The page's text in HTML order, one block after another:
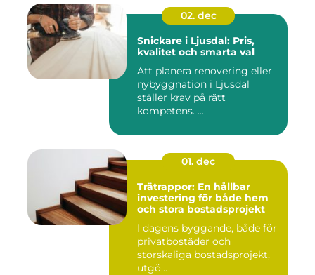
02. dec
Snickare i Ljusdal: Pris,
kvalitet och smarta val
Att planera renovering eller
nybyggnation i Ljusdal
ställer krav på rätt
kompetens. ...
01. dec
Trätrappor: En hållbar
investering för både hem
och stora bostadsprojekt
I dagens byggande, både för
privatbostäder och
storskaliga bostadsprojekt,
utgö...